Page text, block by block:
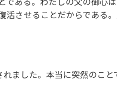
させることだからである。
ました。本当に突然のこ